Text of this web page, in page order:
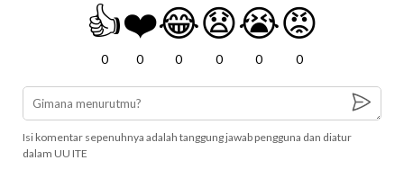
👍
0
❤️
0
😂
0
😧
0
😭
0
😡
0
Isi komentar sepenuhnya adalah tanggung jawab pengguna dan diatur
dalam UU ITE